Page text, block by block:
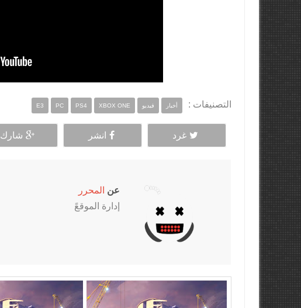
التصنيفات : أخبار فيديو E3 PC PS4 XBOX ONE
غرد انشر شارك
عن المحرر
إدارة الموقعً